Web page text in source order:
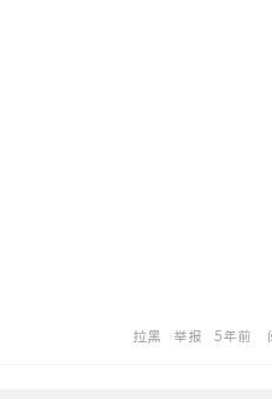
拉黑 举报 5年前